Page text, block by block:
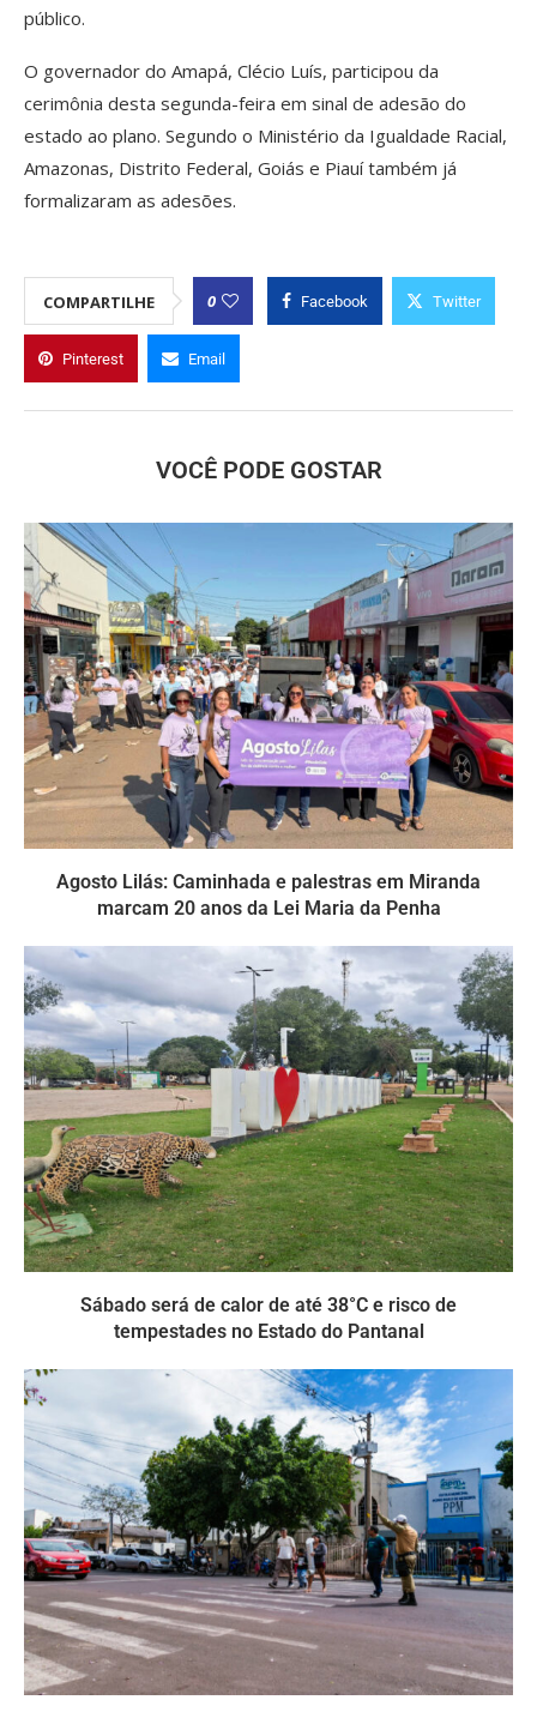
público.
O governador do Amapá, Clécio Luís, participou da
cerimônia desta segunda-feira em sinal de adesão do
estado ao plano. Segundo o Ministério da Igualdade Racial,
Amazonas, Distrito Federal, Goiás e Piauí também já
formalizaram as adesões.
COMPARTILHE 0 Facebook Twitter
Pinterest Email
VOCÊ PODE GOSTAR
Agosto Lilás: Caminhada e palestras em Miranda
marcam 20 anos da Lei Maria da Penha
Sábado será de calor de até 38°C e risco de
tempestades no Estado do Pantanal